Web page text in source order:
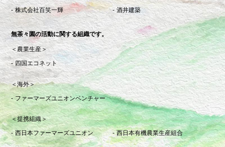
株式会社百笑一輝
酒井建築
無茶々園の活動に関する組織です。
＜農業生産＞
四国エコネット
＜海外＞
ファーマーズユニオンベンチャー
＜提携組織＞
西日本ファーマーズユニオン
西日本有機農業生産組合